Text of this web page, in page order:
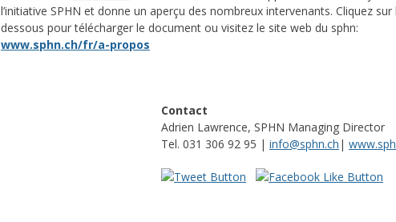
l’initiative SPHN et donne un aperçu des nombreux intervenants. Cliquez sur
dessous pour télécharger le document ou visitez le site web du sphn:
www.sphn.ch/fr/a-propos
Contact
Adrien Lawrence, SPHN Managing Director
Tel. 031 306 92 95 | info@sphn.ch |